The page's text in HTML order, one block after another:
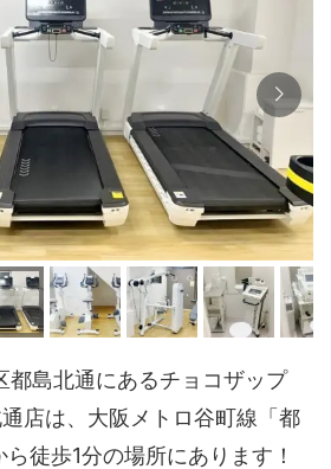
都島北通にあるチョコザップ
店は、大阪メトロ谷町線「都
徒歩1分の場所にあります！